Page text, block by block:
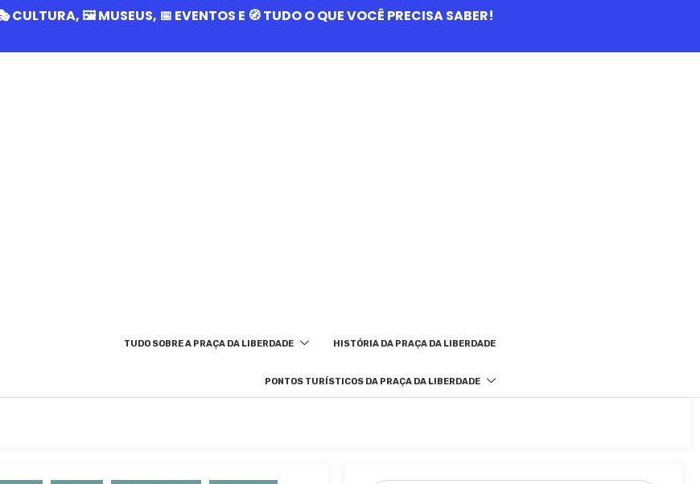
🖼️ MUSEUS, 📅 EVENTOS E 🧭 TUDO O QUE VOCÊ PRECISA SABER!
TUDO SOBRE A PRAÇA DA LIBERDADE HISTÓRIA DA PRAÇA DA LIBERDADE
PONTOS TURÍSTICOS DA PRAÇA DA LIBERDADE